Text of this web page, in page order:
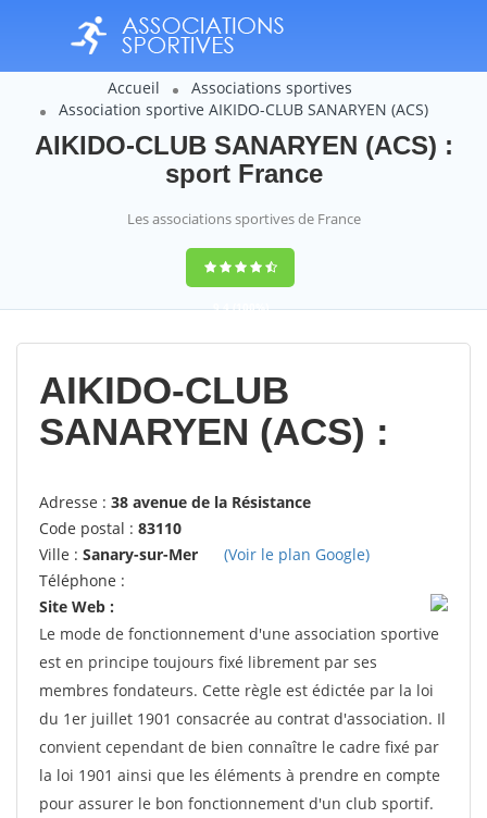
Accueil
Associations sportives
Association sportive AIKIDO-CLUB SANARYEN (ACS)
AIKIDO-CLUB SANARYEN (ACS) :
sport France
Les associations sportives de France
9,4(100%)
14358votes
AIKIDO-CLUB
SANARYEN (ACS) :
Adresse : 38 avenue de la Résistance
Code postal : 83110
Ville : Sanary-sur-Mer
(Voir le plan Google)
Téléphone :
Site Web :
Le mode de fonctionnement d'une association sportive
est en principe toujours fixé librement par ses
membres fondateurs. Cette règle est édictée par la loi
du 1er juillet 1901 consacrée au contrat d'association. Il
convient cependant de bien connaître le cadre fixé par
la loi 1901 ainsi que les éléments à prendre en compte
pour assurer le bon fonctionnement d'un club sportif.